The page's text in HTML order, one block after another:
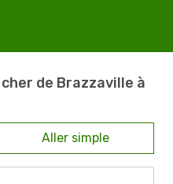
de Brazzaville à
Aller simple